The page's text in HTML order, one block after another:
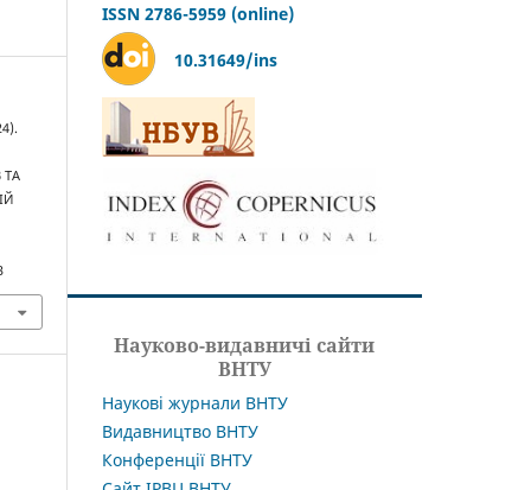
ТА
ISSN 2786-5959 (online)
10.31649/ins
Науково-видавничі сайти
ВНТУ
Наукові журнали ВНТУ
Видавництво ВНТУ
Конференції ВНТУ